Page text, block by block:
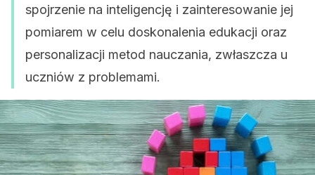
spojrzenie na inteligencję i zainteresowanie jej
pomiarem w celu doskonalenia edukacji oraz
personalizacji metod nauczania, zwłaszcza u
uczniów z problemami.